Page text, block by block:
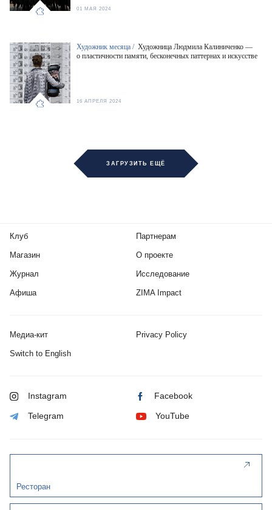
01 МАЯ 2024
Художник месяца / Художница Людмила Калиниченко —
о пластичности памяти, бесконечных паттернах и искусстве
16 АПРЕЛЯ 2024
ЗАГРУЗИТЬ ЕЩЁ
Клуб
Магазин
Журнал
Афиша
Партнерам
О проекте
Исследование
ZIMA Impact
Медиа-кит Privacy Policy
Switch to English
Instagram Facebook
Telegram YouTube
Ресторан